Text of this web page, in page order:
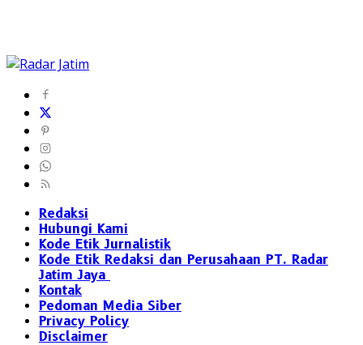
Redaksi
Hubungi Kami
Kode Etik Jurnalistik
Kode Etik Redaksi dan Perusahaan PT. Radar
Jatim Jaya
Kontak
Pedoman Media Siber
Privacy Policy
Disclaimer